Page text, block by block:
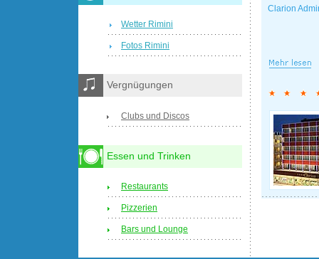
Clarion
Wetter Rimini
Fotos Rimini
Vergnügungen
Clubs und Discos
Essen und Trinken
Restaurants
Pizzerien
Bars und Lounge